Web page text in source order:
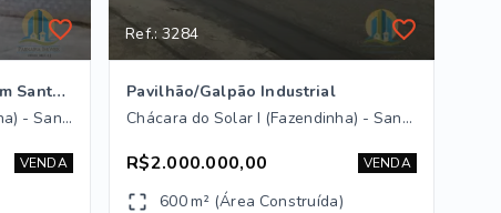
Galpão Industrial á Venda em Santana de Parnaíba/ SP
Chácara do Solar II (Fazendinha) - Santana de Parnaíba/SP
VENDA
Ref.: 3284
Pavilhão/Galpão Industrial
Chácara do Solar I (Fazendinha) - Santana de Parnaíba/SP
R$2.000.000,00 VENDA
600 m² (Área Construída)